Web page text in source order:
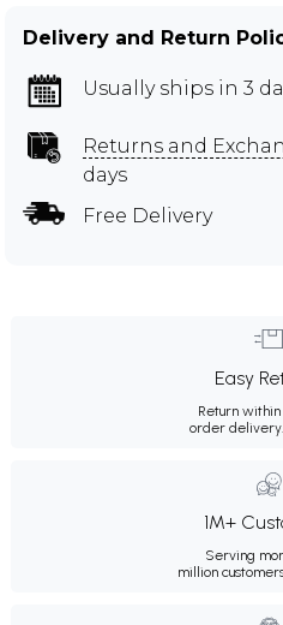
Delivery and Return
Usually ships in 3
Returns and
days
Free Delivery
Easy
Return
order delivery.
1M+
Serving
million